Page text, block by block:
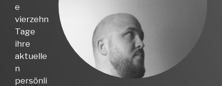
e
vierzehn
Tage
ihre
aktuelle
n
persönli